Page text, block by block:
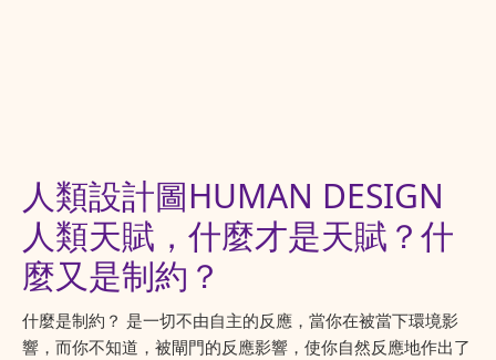
人類設計圖HUMAN DESIGN
人類天賦，什麼才是天賦？什
麼又是制約？
什麼是制約？ 是一切不由自主的反應，當你在被當下環境影
響，而你不知道，被閘門的反應影響，使你自然反應地作出了